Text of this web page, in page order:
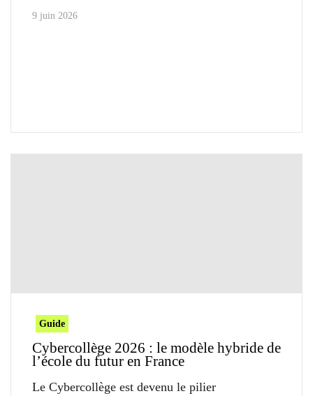
9 juin 2026
Guide
Cybercollège 2026 : le modèle hybride de
l’école du futur en France
Le Cybercollège est devenu le pilier